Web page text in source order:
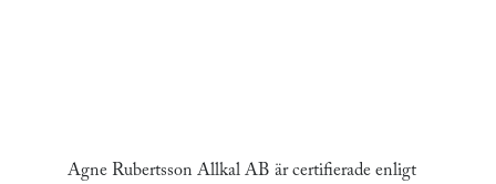
Agne Rubertsson Allkal AB är certifierade enligt